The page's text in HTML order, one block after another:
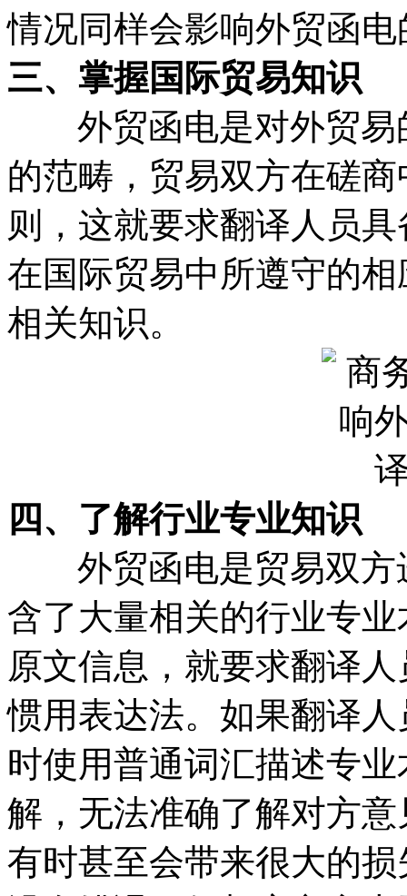
情况同样会影响外贸函
三、掌握国际贸易知识
外贸函电是对外贸易
的范畴，贸易双方在磋
则，这就要求翻译人员
在国际贸易中所遵守的
相关知识。
四、了解行业专业知识
外贸函电是贸易双方
含了大量相关的行业专
原文信息，就要求翻译
惯用表达法。如果翻译
时使用普通词汇描述专
解，无法准确了解对方
有时甚至会带来很大的